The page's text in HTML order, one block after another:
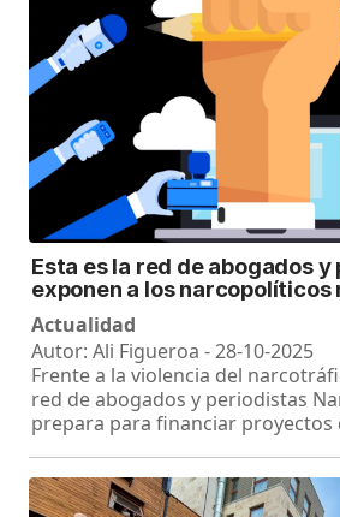
Esta es la red de abogados
exponen a los narcopolíticos
Actualidad
Autor: Ali Figueroa - 28-10-2025
Frente a la violencia del
red de abogados y periodistas
prepara para financiar proyectos